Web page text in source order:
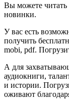
Вы можете читать
новинки.
У вас есть
получить
mobi, pdf.
А для
аудиокниги,
и истории.
оживают